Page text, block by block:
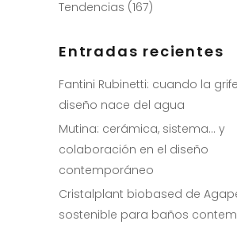
Tendencias (167)
Entradas recientes
Fantini Rubinetti: cuando la
diseño nace del agua
Mutina: cerámica, sistema… y
colaboración en el diseño
contemporáneo
Cristalplant biobased de
sostenible para baños